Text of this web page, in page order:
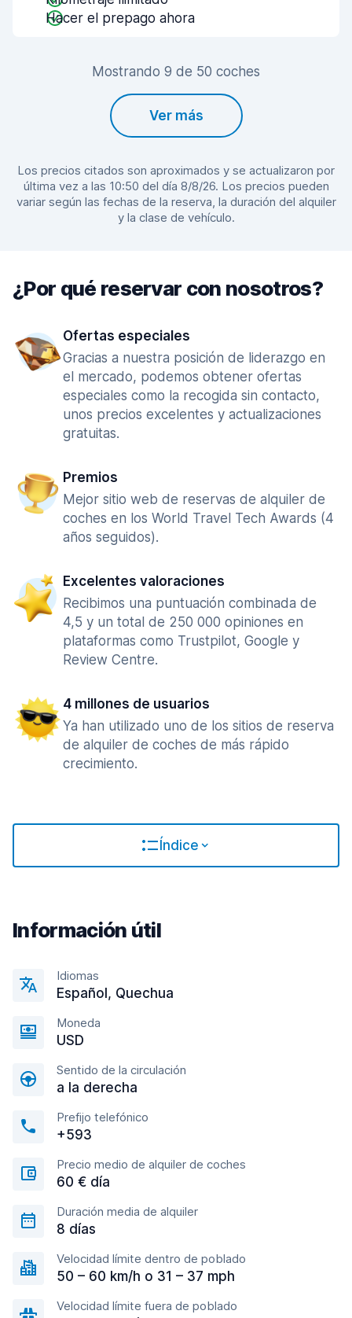
Hacer el prepago ahora
Mostrando 9 de 50 coches
Ver más
Los precios citados son aproximados y se actualizaron por
última vez a las 10:50 del día 8/8/26. Los precios pueden
variar según las fechas de la reserva, la duración del alquiler
y la clase de vehículo.
¿Por qué reservar con nosotros?
Ofertas especiales
Gracias a nuestra posición de liderazgo en
el mercado, podemos obtener ofertas
especiales como la recogida sin contacto,
unos precios excelentes y actualizaciones
gratuitas.
Premios
Mejor sitio web de reservas de alquiler de
coches en los World Travel Tech Awards (4
años seguidos).
Excelentes valoraciones
Recibimos una puntuación combinada de
4,5 y un total de 250 000 opiniones en
plataformas como Trustpilot, Google y
Review Centre.
4 millones de usuarios
Ya han utilizado uno de los sitios de reserva
de alquiler de coches de más rápido
crecimiento.
Índice
Información útil
Idiomas
Español, Quechua
Moneda
USD
Sentido de la circulación
a la derecha
Prefijo telefónico
+593
Precio medio de alquiler de coches
60 € día
Duración media de alquiler
8 días
Velocidad límite dentro de poblado
50 – 60 km/h o 31 – 37 mph
Velocidad límite fuera de poblado